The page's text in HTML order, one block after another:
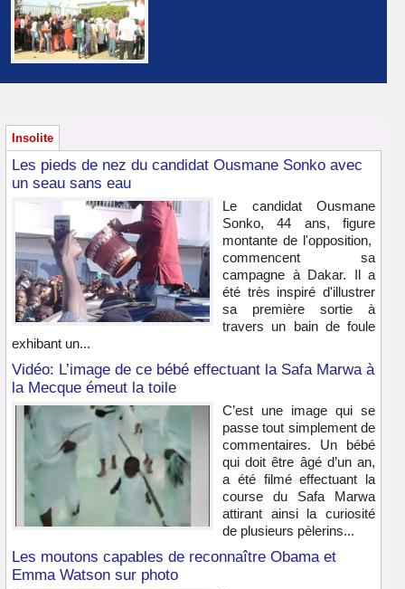
Insolite
Les pieds de nez du candidat Ousmane Sonko avec
un seau sans eau
Le candidat Ousmane
Sonko, 44 ans, figure
montante de l'opposition,
commencent sa
campagne à Dakar. Il a
été très inspiré d'illustrer
sa première sortie à
travers un bain de foule
exhibant un...
Vidéo: L’image de ce bébé effectuant la Safa Marwa à
la Mecque émeut la toile
C’est une image qui se
passe tout simplement de
commentaires. Un bébé
qui doit être âgé d’un an,
a été filmé effectuant la
course du Safa Marwa
attirant ainsi la curiosité
de plusieurs pèlerins...
Les moutons capables de reconnaître Obama et
Emma Watson sur photo